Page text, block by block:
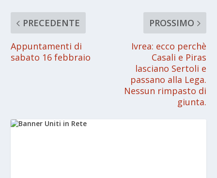
PRECEDENTE
Appuntamenti di
sabato 16 febbraio
PROSSIMO
Ivrea: ecco perchè
Casali e Piras
lasciano Sertoli e
passano alla Lega.
Nessun rimpasto di
giunta.